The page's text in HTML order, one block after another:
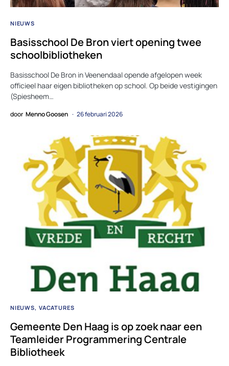
NIEUWS
Basisschool De Bron viert opening twee
schoolbibliotheken
Basisschool De Bron in Veenendaal opende afgelopen week
officieel haar eigen bibliotheken op school. Op beide vestigingen
(Spiesheem…
door Menno Goosen 26 februari 2026
NIEUWS VACATURES
Gemeente Den Haag is op zoek naar een
Teamleider Programmering Centrale
Bibliotheek